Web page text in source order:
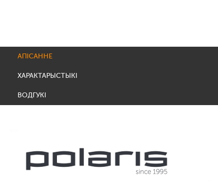
АПІСАННЕ
ХАРАКТАРЫСТЫКІ
ВОДГУКІ